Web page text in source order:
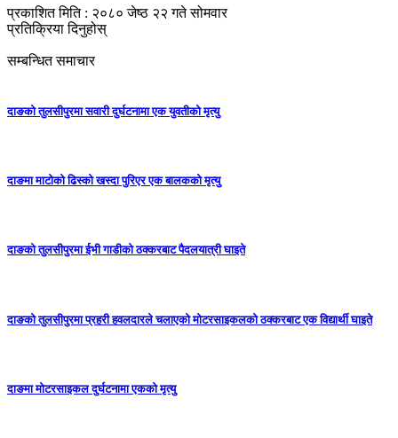
प्रकाशित मिति : २०८० जेष्ठ २२ गते सोमवार
प्रतिक्रिया दिनुहोस्
सम्बन्धित समाचार
दाङको तुलसीपुरमा सवारी दुर्घटनामा एक युवतीको मृत्यु
दाङमा माटोको ढिस्को खस्दा पुरिएर एक बालकको मृत्यु
दाङको तुलसीपुरमा ईभी गाडीको ठक्करबाट पैदलयात्री घाइते
दाङको तुलसीपुरमा प्रहरी हवलदारले चलाएको मोटरसाइकलको ठक्करबाट एक विद्यार्थी घाइते
दाङमा मोटरसाइकल दुर्घटनामा एकको मृत्यु